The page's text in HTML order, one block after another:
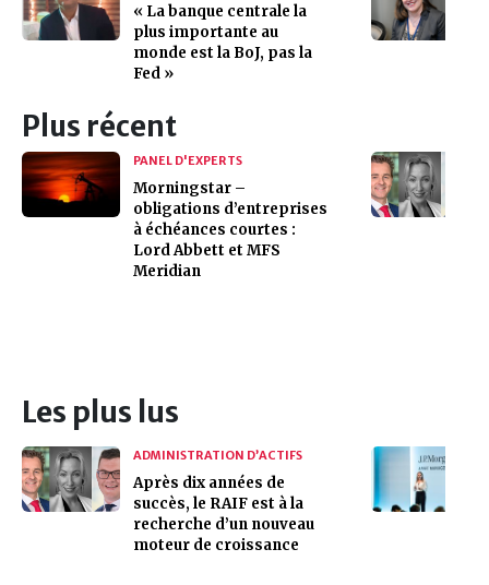
« La banque centrale la
plus importante au
monde est la BoJ, pas la
Fed »
Plus récent
PANEL D'EXPERTS
Morningstar –
obligations d’entreprises
à échéances courtes :
Lord Abbett et MFS
Meridian
Les plus lus
ADMINISTRATION D’ACTIFS
Après dix années de
succès, le RAIF est à la
recherche d’un nouveau
moteur de croissance